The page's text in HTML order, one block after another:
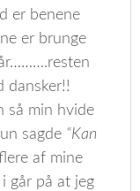
er benene
er brunge
dansker!!
så min hvide
sagde “Kan
af mine
går på at jeg